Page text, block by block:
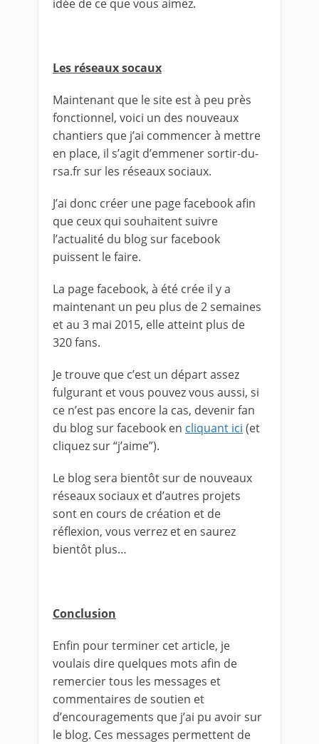
idée de ce que vous aimez.
Les réseaux socaux
Maintenant que le site est à peu près
fonctionnel, voici un des nouveaux
chantiers que j’ai commencer à mettre
en place, il s’agit d’emmener sortir-du-
rsa.fr sur les réseaux sociaux.
J’ai donc créer une page facebook afin
que ceux qui souhaitent suivre
l’actualité du blog sur facebook
puissent le faire.
La page facebook, à été crée il y a
maintenant un peu plus de 2 semaines
et au 3 mai 2015, elle atteint plus de
320 fans.
Je trouve que c’est un départ assez
fulgurant et vous pouvez vous aussi, si
ce n’est pas encore la cas, devenir fan
du blog sur facebook en cliquant ici (et
cliquez sur “j’aime”).
Le blog sera bientôt sur de nouveaux
réseaux sociaux et d’autres projets
sont en cours de création et de
réflexion, vous verrez et en saurez
bientôt plus…
Conclusion
Enfin pour terminer cet article, je
voulais dire quelques mots afin de
remercier tous les messages et
commentaires de soutien et
d’encouragements que j’ai pu avoir sur
le blog. Ces messages permettent de